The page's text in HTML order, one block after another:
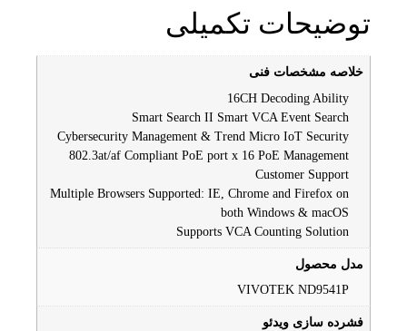
توضیحات تکمیلی
خلاصه مشخصات فنی
16CH Decoding Ability
Smart Search II Smart VCA Event Search
Cybersecurity Management & Trend Micro IoT Security
802.3at/af Compliant PoE port x 16 PoE Management
Customer Support
Multiple Browsers Supported: IE, Chrome and Firefox on
both Windows & macOS
Supports VCA Counting Solution
مدل محصول
VIVOTEK ND9541P
فشرده سازی ویدئو